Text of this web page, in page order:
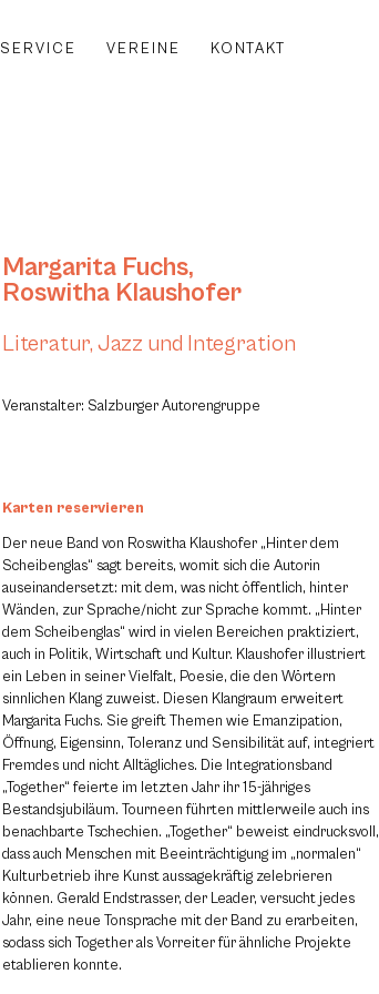
SERVICE VEREINE KONTAKT
Margarita Fuchs,
Roswitha Klaushofer
Literatur, Jazz und Integration
Veranstalter: Salzburger Autorengruppe
Karten reservieren
Der neue Band von Roswitha Klaushofer „Hinter dem
Scheibenglas“ sagt bereits, womit sich die Autorin
auseinandersetzt: mit dem, was nicht öffentlich, hinter
Wänden, zur Sprache/nicht zur Sprache kommt. „Hinter
dem Scheibenglas“ wird in vielen Bereichen praktiziert,
auch in Politik, Wirtschaft und Kultur. Klaushofer illustriert
ein Leben in seiner Vielfalt, Poesie, die den Wörtern
sinnlichen Klang zuweist. Diesen Klangraum erweitert
Margarita Fuchs. Sie greift Themen wie Emanzipation,
Öffnung, Eigensinn, Toleranz und Sensibilität auf, integriert
Fremdes und nicht Alltägliches. Die Integrationsband
„Together“ feierte im letzten Jahr ihr 15-jähriges
Bestandsjubiläum. Tourneen führten mittlerweile auch ins
benachbarte Tschechien. „Together“ beweist eindrucksvoll,
dass auch Menschen mit Beeinträchtigung im „normalen“
Kulturbetrieb ihre Kunst aussagekräftig zelebrieren
können. Gerald Endstrasser, der Leader, versucht jedes
Jahr, eine neue Tonsprache mit der Band zu erarbeiten,
sodass sich Together als Vorreiter für ähnliche Projekte
etablieren konnte.